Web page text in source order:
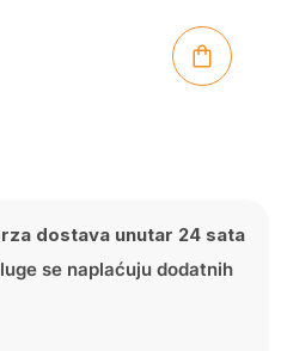
dostava unutar 24 sata
se naplaćuju dodatnih